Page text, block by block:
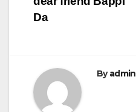
Da
Byadmin